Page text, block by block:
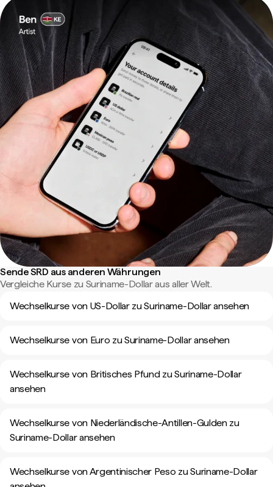
Sende SRD aus anderen Währungen
Vergleiche Kurse zu Suriname-Dollar aus aller Welt.
Wechselkurse von US-Dollar zu Suriname-Dollar ansehen
Wechselkurse von Euro zu Suriname-Dollar ansehen
Wechselkurse von Britisches Pfund zu Suriname-Dollar
ansehen
Wechselkurse von Niederländische-Antillen-Gulden zu
Suriname-Dollar ansehen
Wechselkurse von Argentinischer Peso zu Suriname-Dollar